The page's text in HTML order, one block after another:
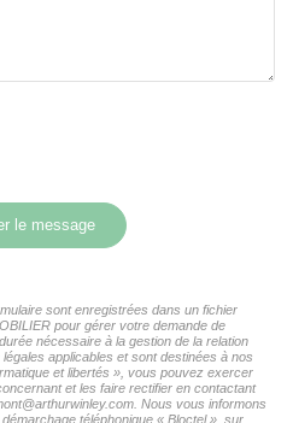
le message
sont enregistrées dans un fichier
pour gérer votre demande de
nécessaire à la gestion de la relation
applicables et sont destinées à nos
et libertés », vous pouvez exercer
et les faire rectifier en contactant
Nous vous informons
téléphonique « Bloctel », sur